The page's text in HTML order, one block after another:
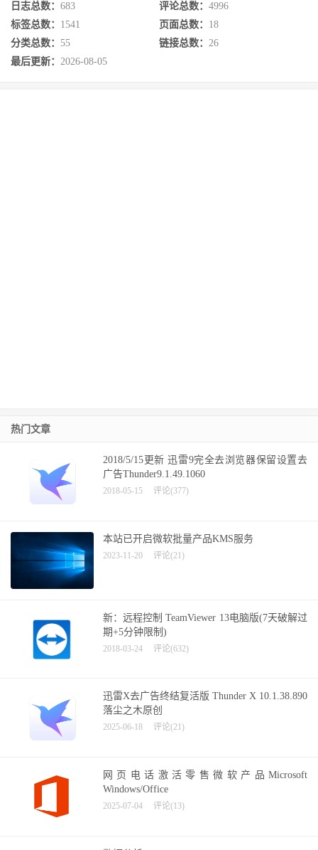
日志总数： 683 评论总数： 4996
标签总数： 1541 页面总数： 18
分类总数： 55 链接总数： 26
最后更新： 2026-08-05
热门文章
2018/5/15更新 迅雷9完全去浏览器保留设置去
广告Thunder9.1.49.1060
2018-05-15 评论(377)
本站已开启微软批量产品KMS服务
2023-11-20 评论(21)
新：远程控制 TeamViewer 13电脑版(7天破解过
期+5分钟限制)
2018-03-24 评论(632)
迅雷X去广告终结复活版 Thunder X 10.1.38.890
落尘之木原创
2025-06-18 评论(21)
网页电话激活零售微软产品Microsoft
Windows/Office
2025-07-04 评论(13)